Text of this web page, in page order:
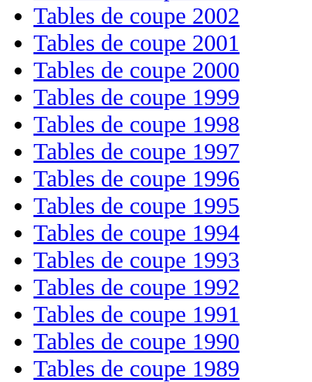
Tables de coupe 2002
Tables de coupe 2001
Tables de coupe 2000
Tables de coupe 1999
Tables de coupe 1998
Tables de coupe 1997
Tables de coupe 1996
Tables de coupe 1995
Tables de coupe 1994
Tables de coupe 1993
Tables de coupe 1992
Tables de coupe 1991
Tables de coupe 1990
Tables de coupe 1989